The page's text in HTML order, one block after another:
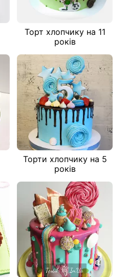
Торт хлопчику на 11
років
Торти хлопчику на 5
років